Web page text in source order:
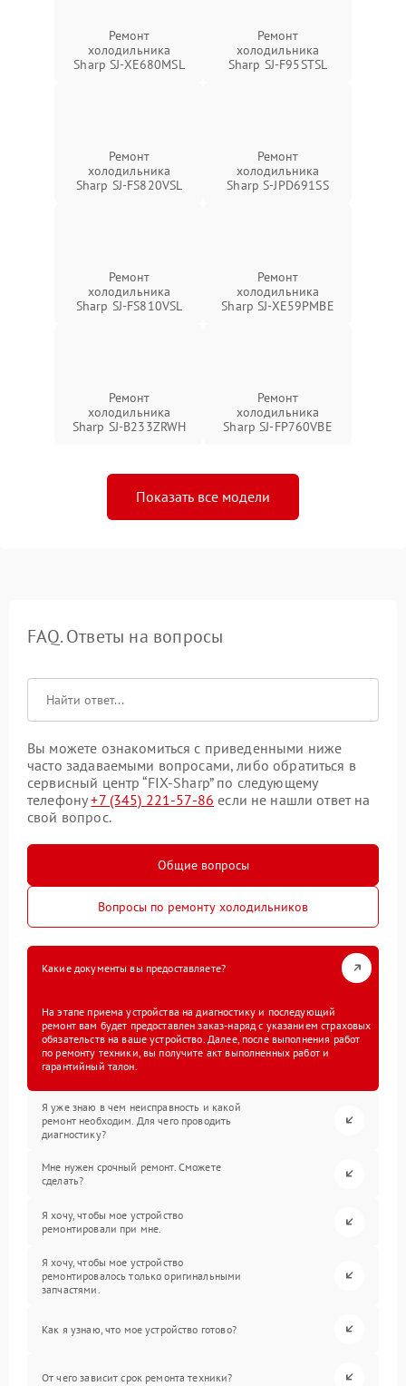
Ремонт
холодильника
Sharp SJ-XE680MSL
Ремонт
холодильника
Sharp SJ-F95STSL
Ремонт
холодильника
Sharp SJ-FS820VSL
Ремонт
холодильника
Sharp S-JPD691SS
Ремонт
холодильника
Sharp SJ-FS810VSL
Ремонт
холодильника
Sharp SJ-XE59PMBE
Ремонт
холодильника
Sharp SJ-B233ZRWH
Ремонт
холодильника
Sharp SJ-FP760VBE
Показать все модели
FAQ. Ответы на вопросы
Вы можете ознакомиться с приведенными ниже
часто задаваемыми вопросами, либо обратиться в
сервисный центр “FIX-Sharp” по следующему
телефону+7 (345) 221-57-86 если не нашли ответ на
свой вопрос.
Общие вопросы
Вопросы по ремонту холодильников
Какие документы вы предоставляете?
На этапе приема устройства на диагностику и последующий
ремонт вам будет предоставлен заказ-наряд с указанием страховых
обязательств на ваше устройство. Далее, после выполнения работ
по ремонту техники, вы получите акт выполненных работ и
гарантийный талон.
Я уже знаю в чем неисправность и какой
ремонт необходим. Для чего проводить
диагностику?
Мне нужен срочный ремонт. Сможете
сделать?
Я хочу, чтобы мое устройство
ремонтировали при мне.
Я хочу, чтобы мое устройство
ремонтировалось только оригинальными
запчастями.
Как я узнаю, что мое устройство готово?
От чего зависит срок ремонта техники?